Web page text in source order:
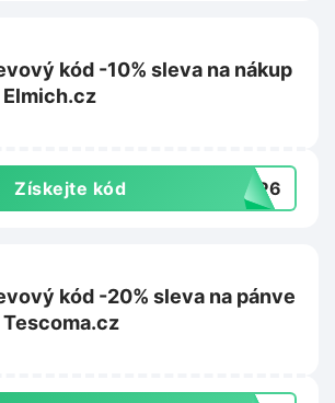
kód -10% sleva na nákup
Elmich.cz
Získejte kód 0EP6
kód -20% sleva na pánve
Tescoma.cz